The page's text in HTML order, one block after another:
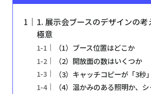
1. 展示会ブースのデザインの
極意
（1）ブース位置はどこか
（2）開放面の数はいくつか
（3）キャッチコピーが「3秒
（4）温かみのある照明か、